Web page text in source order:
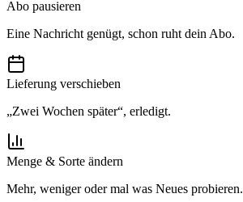
Abo pausieren
Eine Nachricht genügt, schon ruht dein Abo.
Lieferung verschieben
„Zwei Wochen später“, erledigt.
Menge & Sorte ändern
Mehr, weniger oder mal was Neues probieren.